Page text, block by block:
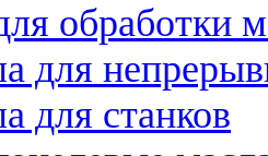
обработки
для
для станков